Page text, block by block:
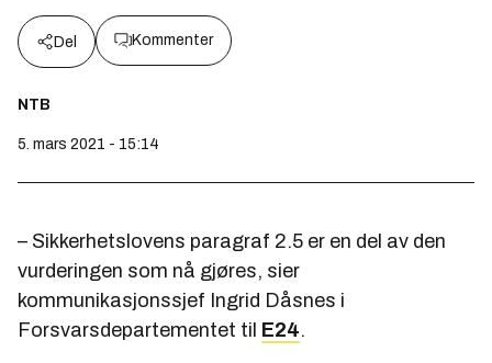
Del Kommenter
NTB
5. mars 2021 - 15:14
– Sikkerhetslovens paragraf 2.5 er en del av den
vurderingen som nå gjøres, sier
kommunikasjonssjef Ingrid Dåsnes i
Forsvarsdepartementet til E24.